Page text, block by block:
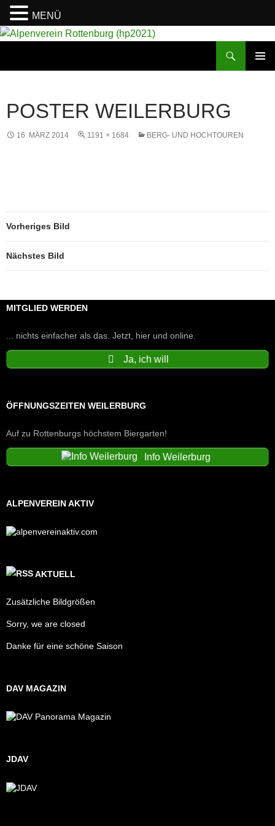
POSTER WEILERBURG
16. MÄRZ 2014 1191 × 1684 BERG- UND HOCHTOUREN
Vorheriges Bild
Nächstes Bild
MITGLIED WERDEN
... nichts einfacher als das. Jetzt, hier und online.
Ja, ich will
ÖFFNUNGSZEITEN WEILERBURG
Auf zu Rottenburgs höchstem Biergarten!
Info Weilerburg
ALPENVEREIN AKTIV
AKTUELL
Zusätzliche Bildgrößen
Sorry, we are closed
Danke für eine schöne Saison
DAV MAGAZIN
JDAV
MENÜ